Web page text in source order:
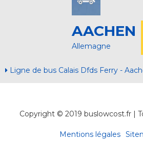
AACHEN
Allemagne
Ligne de bus Calais Dfds Ferry -
Copyright © 2019 buslowcost.fr |
Mentions légales